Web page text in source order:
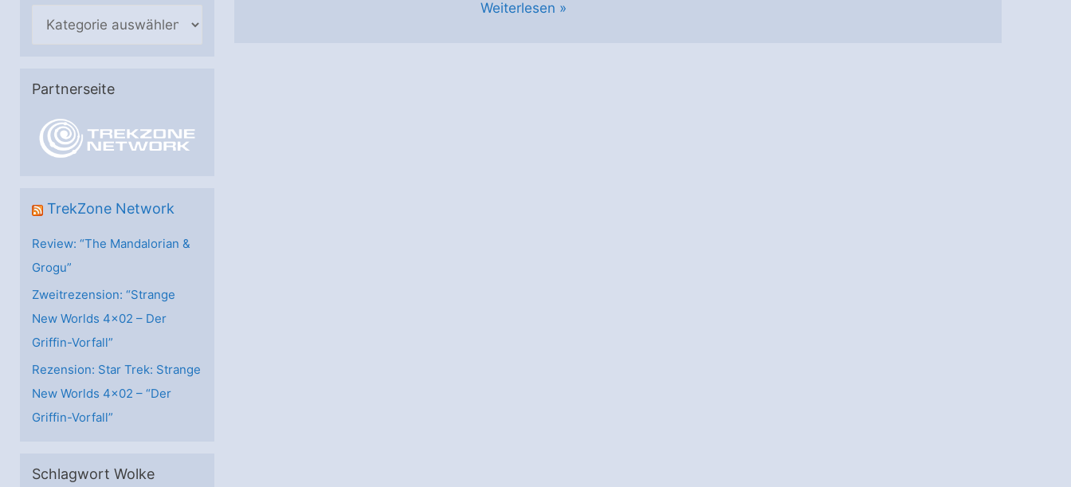
e
e
Partnerseite
TrekZone Network
Review: “The Mandalorian &
Grogu”
Zweitrezension: “Strange
New Worlds 4×02 – Der
Griffin-Vorfall”
Rezension: Star Trek: Strange
New Worlds 4×02 – “Der
Griffin-Vorfall”
Schlagwort Wolke
DLR:
Weiterlesen »